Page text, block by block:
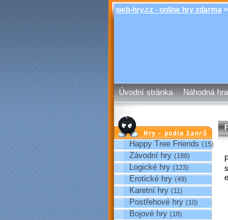
web-hry.cz - online hry zdarma >
Úvodní stránka Náhodná hra
Hry podle žánrů
Happy Tree Friends (15)
Závodní hry (188)
Logické hry (123)
Erotické hry (49)
Karetní hry (11)
Postřehové hry (10)
Bojové hry (18)